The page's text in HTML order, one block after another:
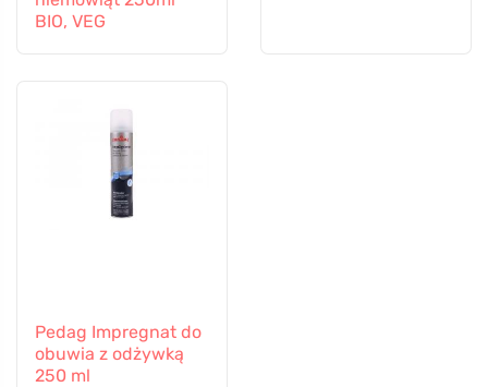
BIO, VEG
Pedag Impregnat do
obuwia z odżywką
250 ml